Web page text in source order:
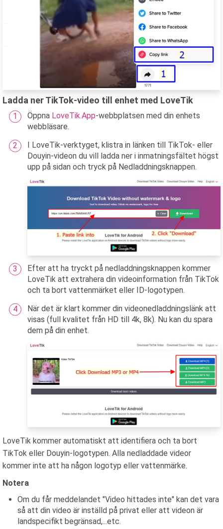
Ladda ner TikTok-video till enhet med LoveTik
Öppna LoveTik.App-webbplatsen med din enhets
webbläsare.
I LoveTik-verktyget, klistra in länken till TikTok- eller
Douyin-videon du vill ladda ner i inmatningsfältet högst
upp på sidan och tryck på Nedladdningsknappen.
Efter att ha tryckt på nedladdningsknappen kommer
LoveTik att extrahera din videoinformation från TikTok
och ta bort vattenmärket eller ID-logotypen.
När det är klart kommer din videonedladdningslänk att
visas (full kvalitet från HD till 4k, 8k). Nu kan du spara
dem på din enhet.
LoveTik kommer automatiskt att identifiera och ta bort
TikTok eller Douyin-logotypen. Alla nedladdade videor
kommer inte att ha någon logotyp eller vattenmärke.
Notera
Om du får meddelandet "Video hittades inte" kan det vara
så att din video är inställd på privat eller att videon är
landspecifikt begränsad,...etc.